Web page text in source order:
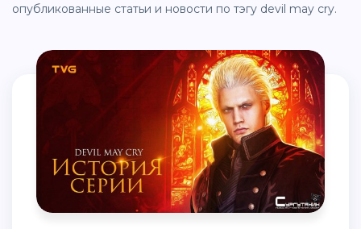
опубликованные статьи и новости по тэгу devil may cry.